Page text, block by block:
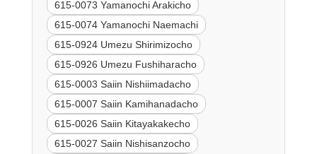
615-0073 Yamanochi Arakicho
615-0074 Yamanochi Naemachi
615-0924 Umezu Shirimizocho
615-0926 Umezu Fushiharacho
615-0003 Saiin Nishiimadacho
615-0007 Saiin Kamihanadacho
615-0026 Saiin Kitayakakecho
615-0027 Saiin Nishisanzocho